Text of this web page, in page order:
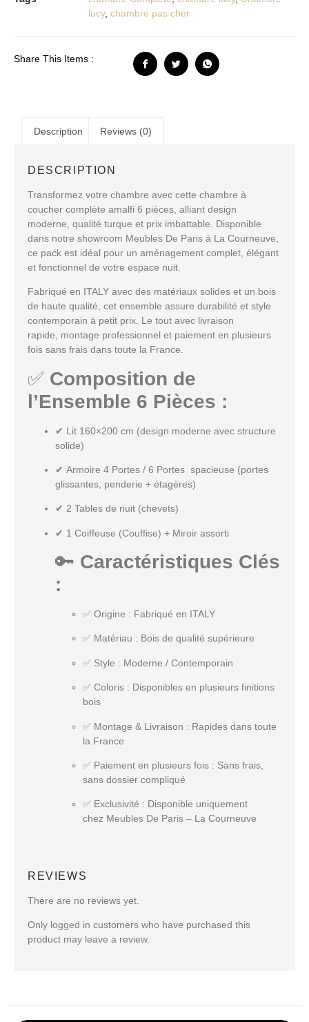
lucy, chambre pas cher
Share This Items :
Description Reviews (0)
DESCRIPTION
Transformez votre chambre avec cette chambre à
coucher complète amalfi 6 pièces , alliant design
moderne qualité turque et prix imbattable . Disponible
dans notre showroom Meubles De Paris à La Courneuve
ce pack est idéal pour un aménagement complet, élégant
et fonctionnel de votre espace nuit.
Fabriqué en ITALY avec des matériaux solides et un bois
de haute qualité , cet ensemble assure durabilité et style
contemporain à petit prix. Le tout avec livraison
rapide
montage professionnel et paiement en plusieurs
fois sans frais dans toute la France.
✅ Composition de
l’Ensemble 6 Pièces :
✔ Lit 160×200 cm (design moderne avec structure
solide)
✔ Armoire 4 Portes / 6 Portes spacieuse (portes
glissantes, penderie + étagères)
✔ 2 Tables de nuit (chevets)
✔ 1 Coiffeuse (Couffise) + Miroir assorti
🔑 Caractéristiques Clés
:
✅ Origine : Fabriqué en ITALY
✅ Matériau : Bois de qualité supérieure
✅ Style : Moderne / Contemporain
✅ Coloris : Disponibles en plusieurs finitions
bois
✅ Montage & Livraison : Rapides dans toute
la France
✅ Paiement en plusieurs fois : Sans frais,
sans dossier compliqué
✅ Exclusivité : Disponible uniquement
chez Meubles De Paris – La Courneuve
REVIEWS
There are no reviews yet.
Only logged in customers who have purchased this
product may leave a review.